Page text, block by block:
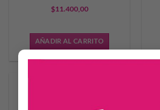
$11.400,00
AÑADIR AL CARRITO